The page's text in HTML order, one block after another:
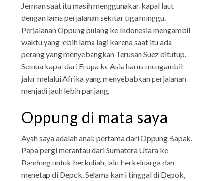
Jerman saat itu masih menggunakan kapal laut
dengan lama perjalanan sekitar tiga minggu.
Perjalanan Oppung pulang ke Indonesia mengambil
waktu yang lebih lama lagi karena saat itu ada
perang yang menyebangkan Terusan Suez ditutup.
Semua kapal dari Eropa ke Asia harus mengambil
jalur melalui Afrika yang menyebabkan perjalanan
menjadi jauh lebih panjang.
Oppung di mata saya
Ayah saya adalah anak pertama dari Oppung Bapak.
Papa pergi merantau dari Sumatera Utara ke
Bandung untuk berkuliah, lalu berkeluarga dan
menetap di Depok. Selama kami tinggal di Depok,